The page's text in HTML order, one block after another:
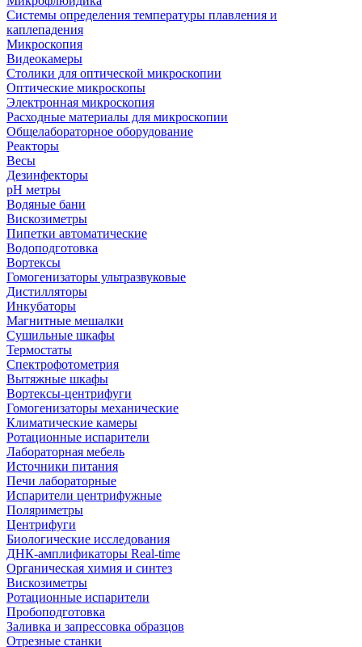
Системы определения температуры плавления и
каплепадения
Микроскопия
Видеокамеры
Столики для оптической микроскопии
Оптические микроскопы
Электронная микроскопия
Расходные материалы для микроскопии
Общелабораторное оборудование
Реакторы
Весы
Дезинфекторы
рН метры
Водяные бани
Вискозиметры
Пипетки автоматические
Водоподготовка
Вортексы
Гомогенизаторы ультразвуковые
Дистилляторы
Инкубаторы
Магнитные мешалки
Сушильные шкафы
Термостаты
Спектрофотометрия
Вытяжные шкафы
Вортексы-центрифуги
Гомогенизаторы механические
Климатические камеры
Ротационные испарители
Лабораторная мебель
Источники питания
Печи лабораторные
Испарители центрифужные
Поляриметры
Центрифуги
Биологические исследования
ДНК-амплификаторы Real-time
Органическая химия и синтез
Вискозиметры
Ротационные испарители
Пробоподготовка
Заливка и запрессовка образцов
Отрезные станки